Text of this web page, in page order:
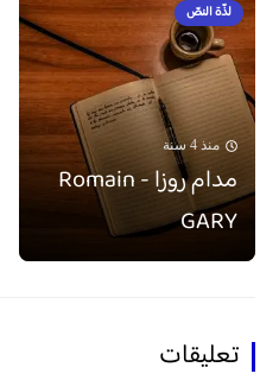
لذّة النصّ
منذ 4 سنة
مدام روزا - Romain
GARY
تعليقات